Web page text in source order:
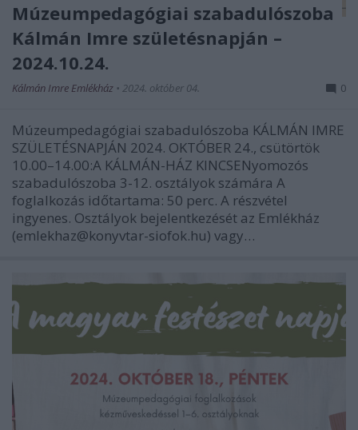
Múzeumpedagógiai szabadulószoba
Kálmán Imre születésnapján –
2024.10.24.
Kálmán Imre Emlékház • 2024. október 04. 0
Múzeumpedagógiai szabadulószoba KÁLMÁN IMRE
SZÜLETÉSNAPJÁN 2024. OKTÓBER 24., csütörtök
10.00–14.00:A KÁLMÁN-HÁZ KINCSENyomozós
szabadulószoba 3-12. osztályok számára A
foglalkozás időtartama: 50 perc. A részvétel
ingyenes. Osztályok bejelentkezését az Emlékház
(emlekhaz@konyvtar-siofok.hu) vagy…